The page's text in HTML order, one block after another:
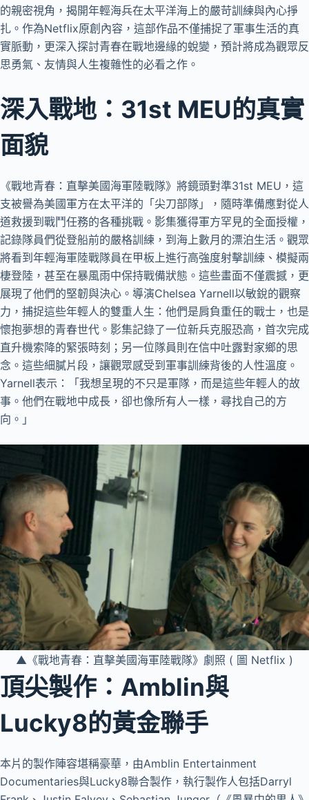
的親密視角，揭開年輕海兵在太平洋海上的嚴苛訓練與內心掙
扎。作為Netflix原創內容，這部作品不僅捕捉了軍事生活的真
實脈動，更深入探討青春在戰地邊緣的蛻變，預計將成為觀眾反
思勇氣、友情與人生複雜性的必看之作。
深入戰地：31st MEU的真實
面貌
《戰地青春：直擊美國海軍陸戰隊》將鏡頭對準31st MEU，這
支被譽為美國軍方在太平洋的「尖刀部隊」，隨時準備應對從人
道救援到戰鬥任務的各種挑戰。影集獲得軍方罕見的全面授權，
記錄隊員們從登船前的嚴格訓練，到海上數月的漂泊生活。觀眾
將看到年輕海軍陸戰隊員在甲板上進行高強度射擊訓練、模擬兩
棲登陸，甚至在暴風雨中保持戰備狀態。這些畫面不僅震撼，更
展現了他們的堅韌與決心。導演Chelsea Yarnell以敏銳的觀察
力，捕捉這些年輕人的雙重人生：他們是肩負重任的戰士，也是
懷抱夢想的青春世代。影集記錄了一位新兵克服恐高，首次完成
直升機索降的緊張時刻；另一位隊員則在信中吐露對家鄉的思
念。這些細膩片段，讓觀眾感受到軍事訓練背後的人性溫度。
Yarnell表示：「我想呈現的不只是軍隊，而是這些年輕人的故
事。他們在戰地中成長，卻也像所有人一樣，尋找自己的方
向。」
▲《戰地青春：直擊美國海軍陸戰隊》劇照 ( 圖 Netflix )
頂尖製作：Amblin與
Lucky8的黃金聯手
本片的製作陣容堪稱豪華，由Amblin Entertainment
Documentaries與Lucky8聯合製作，執行製作人包括Darryl